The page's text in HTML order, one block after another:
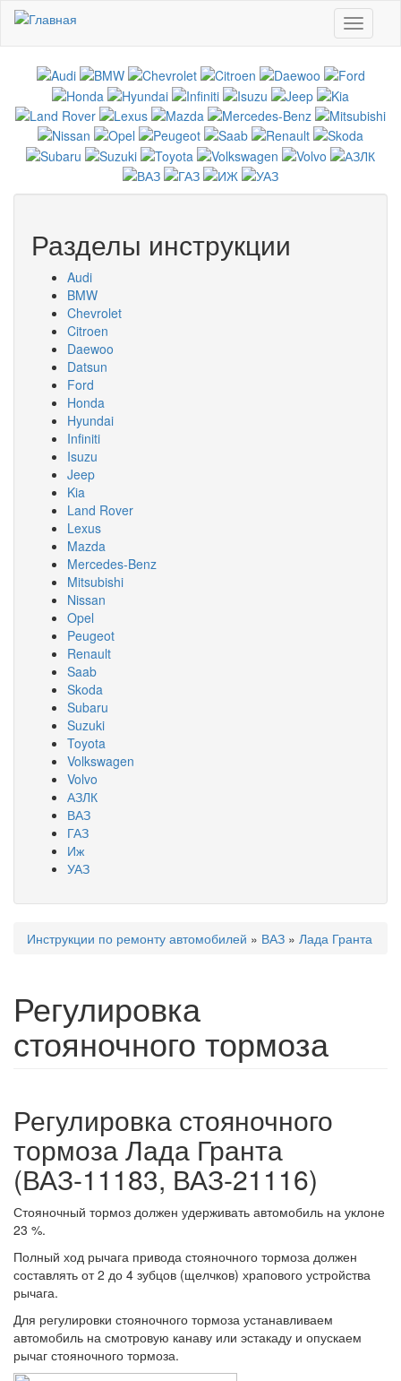
Перейти к основному содержанию
Toggle
Разделы инструкции
Audi
BMW
Chevrolet
Citroen
Daewoo
Datsun
Ford
Honda
Hyundai
Infiniti
Isuzu
Jeep
Kia
Land Rover
Lexus
Mazda
Mercedes-Benz
Mitsubishi
Nissan
Opel
Peugeot
Renault
Saab
Skoda
Subaru
Suzuki
Toyota
Volkswagen
Volvo
АЗЛК
ВАЗ
ГАЗ
Иж
УАЗ
Вы здесь
Инструкции по ремонту автомобилей » ВАЗ » Лада Гранта
Регулировка
стояночного тормоза
Регулировка стояночного
тормоза Лада Гранта
(ВАЗ-11183, ВАЗ-21116)
Стояночный тормоз должен удерживать автомобиль на уклоне
23 %.
Полный ход рычага привода стояночного тормоза должен
составлять от 2 до 4 зубцов (щелчков) храпового устройства
рычага.
Для регулировки стояночного тормоза устанавливаем
автомобиль на смотровую канаву или эстакаду и опускаем
рычаг стояночного тормоза.